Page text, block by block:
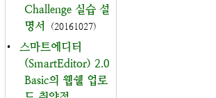
Challenge 실습 설
명서
(20161027)
•
스마트에디터
(SmartEditor) 2.0
Basic의 웹쉘 업로